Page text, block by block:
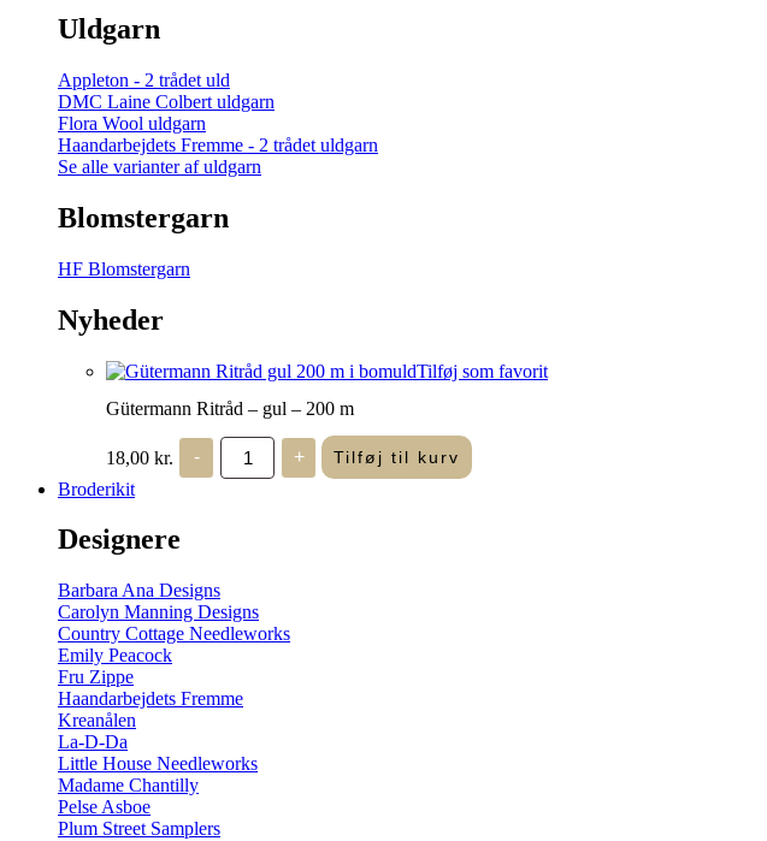
Uldgarn
Appleton - 2 trådet uld
DMC Laine Colbert uldgarn
Flora Wool uldgarn
Haandarbejdets Fremme - 2 trådet uldgarn
Se alle varianter af uldgarn
Blomstergarn
HF Blomstergarn
Nyheder
Tilføj som favorit
Gütermann Ritråd – gul – 200 m
18,00 kr. -
Gütermann
Ritråd
-
+ Tilføj til kurv
Broderikit
Designere
Barbara Ana Designs
Carolyn Manning Designs
Country Cottage Needleworks
Emily Peacock
Fru Zippe
Haandarbejdets Fremme
Kreanålen
La-D-Da
Little House Needleworks
Madame Chantilly
Pelse Asboe
Plum Street Samplers